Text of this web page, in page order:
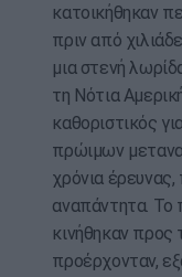
κατοικήθηκαν
πριν από
μια στενή
τη Νότια
καθοριστικός
πρώιμων
χρόνια
αναπάντητα. Το
κινήθηκαν
προέρχονταν,